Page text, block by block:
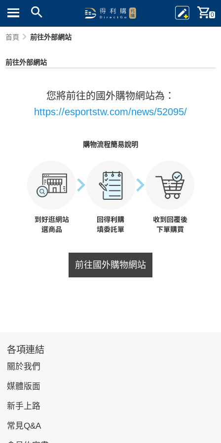
0
首頁 前往外部網站
前往外部網站
您將前往的國外購物網站為：
https://esportstw.com/news/52095/
購物流程簡易說明
前往國外購物網站
各項連結
關於我們
媒體版面
新手上路
常見Q&A